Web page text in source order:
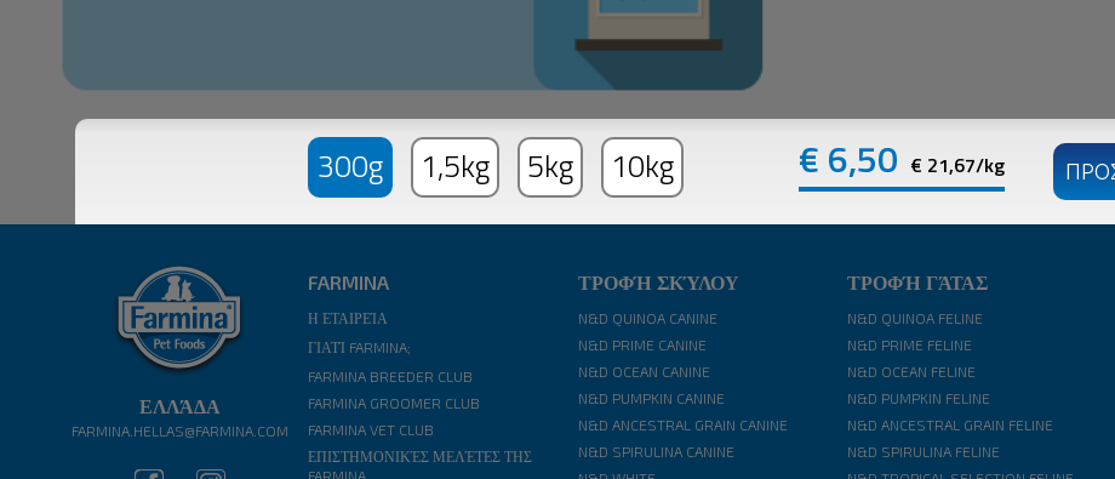
300g 1,5kg 5kg 10kg €6,50 € 21,67/kg
ΕΛΛΆΔΑ
FARMINA.HELLAS@FARMINA.COM
FARMINA
Η ΕΤΑΙΡΕΊΑ
ΓΙΑΤΊ FARMINA;
FARMINA BREEDER CLUB
FARMINA GROOMER CLUB
FARMINA VET CLUB
ΕΠΙΣΤΗΜΟΝΙΚΈΣ ΜΕΛΈΤΕΣ ΤΗΣ
FARMINA
ΤΡΟΦΉ ΣΚΎΛΟΥ
N&D QUINOA CANINE
N&D PRIME CANINE
N&D OCEAN CANINE
N&D PUMPKIN CANINE
N&D ANCESTRAL GRAIN CANINE
N&D SPIRULINA CANINE
ΤΡΟΦΉ ΓΆΤΑΣ
N&D QUINOA FELINE
N&D PRIME FELINE
N&D OCEAN FELINE
N&D PUMPKIN FELINE
N&D ANCESTRAL GRAIN FELINE
N&D SPIRULINA FELINE